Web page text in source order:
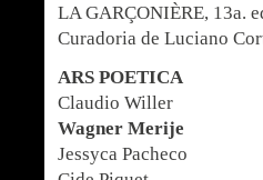
LA GARÇONIÈRE, 13a.
Curadoria de Luciano
ARS POETICA
Claudio Willer
Wagner Merije
Jessyca Pacheco